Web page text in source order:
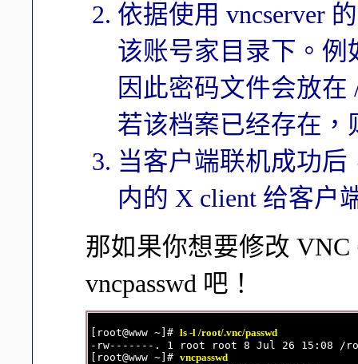
依据使用 vncserver
该账号家目录下。例
因此密码文件会放在
若该档案已经存在
当客户端联机成功后
内的 X client 给客户
那如果你想要修改
vncpasswd 吧！
[root@www ~]# ls -l /root/.vnc/passwd
-rw-------. 1 root root 8 Jul 26 15:08 /
[root@www ~]# vncpasswd